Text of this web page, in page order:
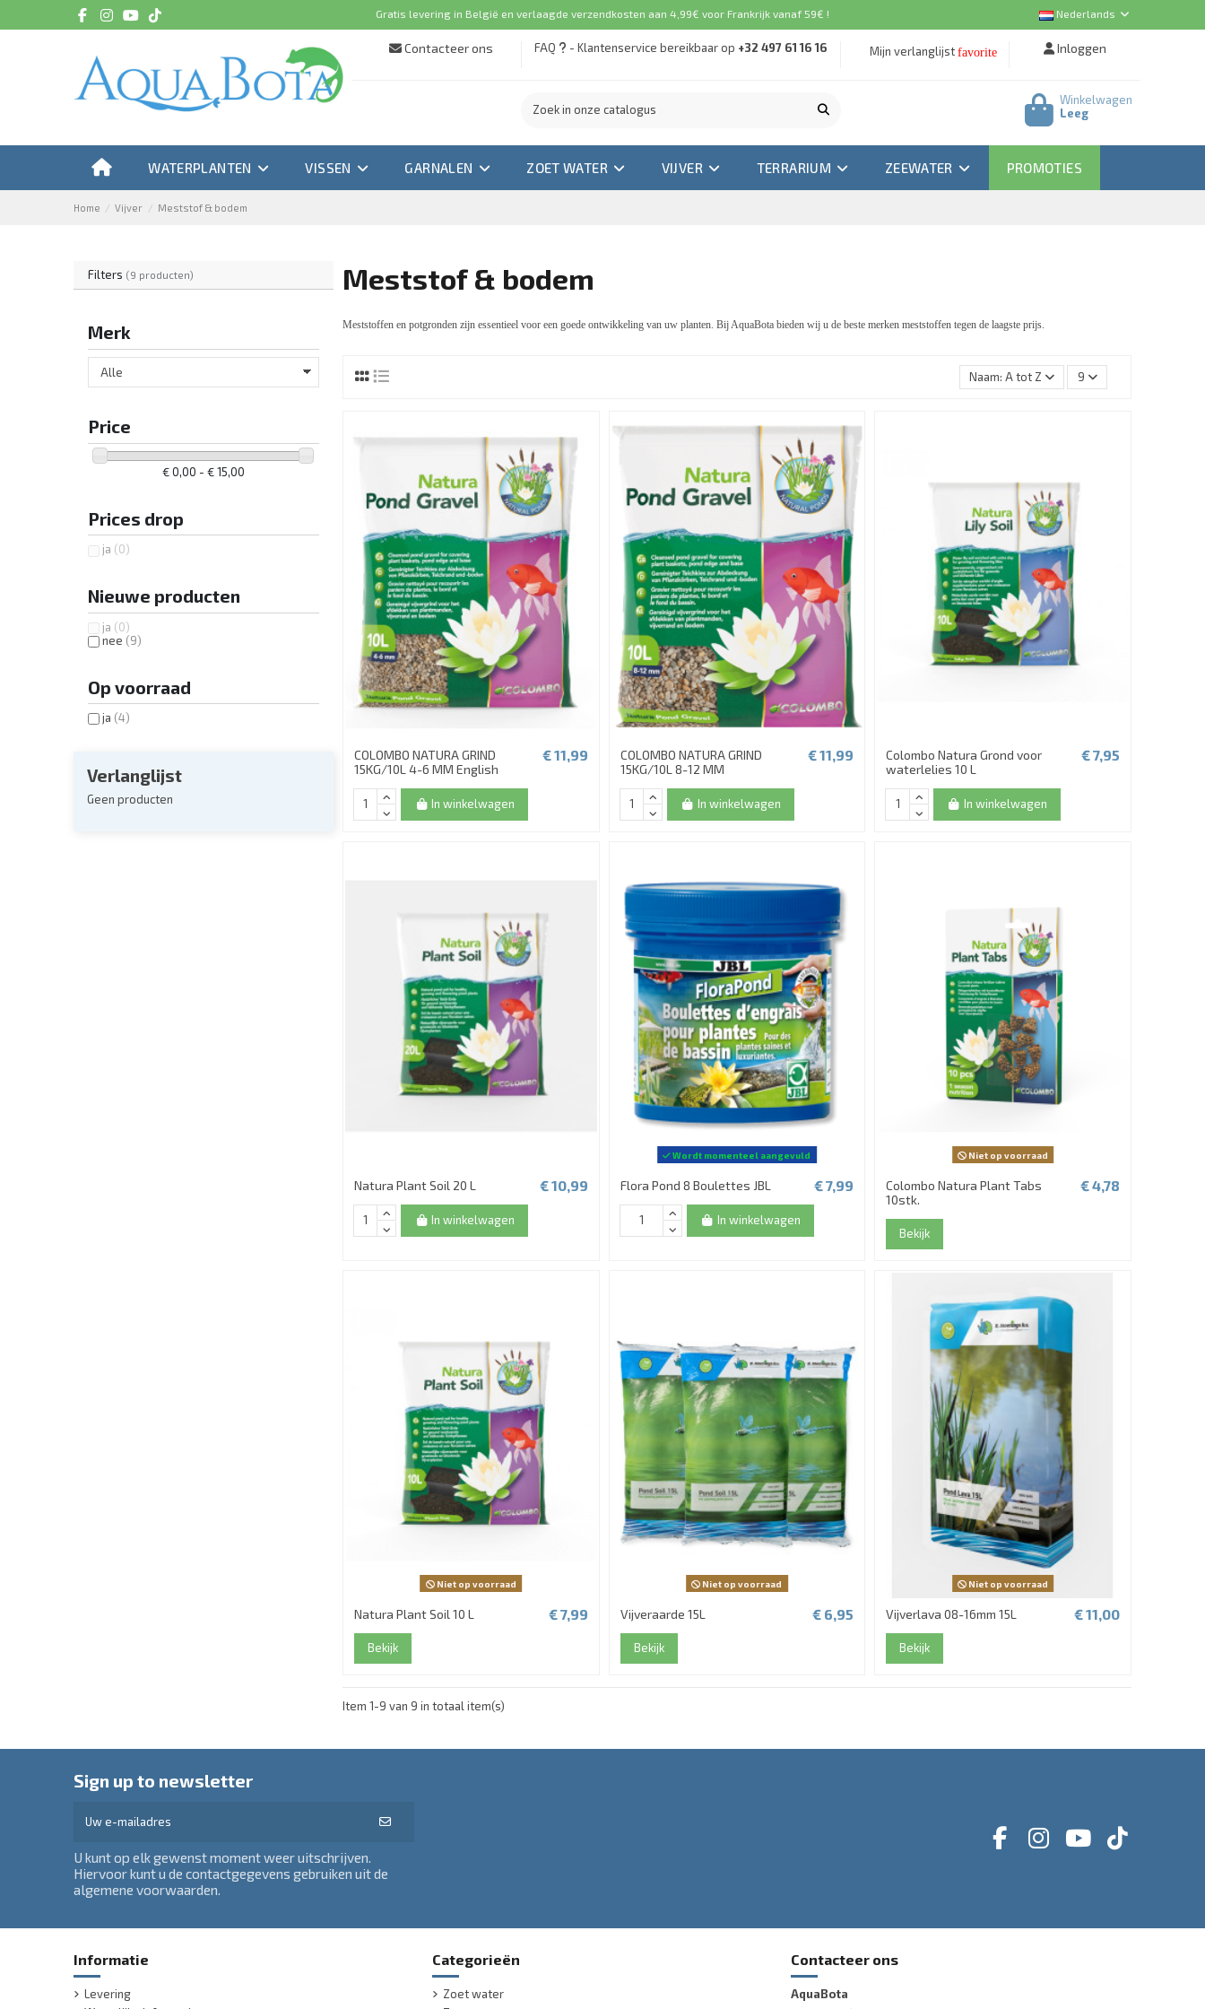
Gratis levering in België en verlaagde verzendkosten aan 4,99€ voor Frankrijk vanaf 59€ ! Nederlands
Contacteer ons FAQ - Klantenservice bereikbaar op +32 497 61 16 16 Mijn verlanglijst favorite Inloggen
Winkelwagen
Leeg
WATERPLANTEN VISSEN GARNALEN ZOET WATER VIJVER TERRARIUM ZEEWATER PROMOTIES
Home Vijver Meststof & bodem
Meststof & bodem
Meststoffen en potgronden zijn essentieel voor een goede ontwikkeling van uw planten. Bij AquaBota bieden wij u de beste merken meststoffen tegen de laagste prijs.
Naam: A tot Z 9
COLOMBO NATURA GRIND
15KG/10L 4-6 MM English
€ 11,99
In winkelwagen
COLOMBO NATURA GRIND
15KG/10L 8-12 MM
€ 11,99
In winkelwagen
Colombo Natura Grond voor
waterlelies 10 L
€ 7,95
In winkelwagen
Natura Plant Soil 20 L € 10,99
In winkelwagen
Wordt momenteel aangevuld
Flora Pond 8 Boulettes JBL € 7,99
In winkelwagen
Niet op voorraad
Colombo Natura Plant Tabs
10stk.
€ 4,78
Bekijk
Niet op voorraad
Natura Plant Soil 10 L € 7,99
Bekijk
Niet op voorraad
Vijveraarde 15L € 6,95
Bekijk
Niet op voorraad
Vijverlava 08-16mm 15L € 11,00
Bekijk
Item 1-9 van 9 in totaal item(s)
Filters (9 producten)
Merk
Price
€ 0,00 - € 15,00
Prices drop
ja (0)
Nieuwe producten
ja (0)
nee (9)
Op voorraad
ja (4)
Verlanglijst
Geen producten
Sign up to newsletter
U kunt op elk gewenst moment weer uitschrijven.
Hiervoor kunt u de contactgegevens gebruiken uit de
algemene voorwaarden.
Informatie
Levering
Categorieën
Zoet water
Contacteer ons
AquaBota